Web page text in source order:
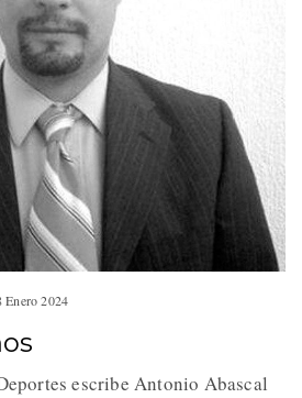
Enero 2024
escribe Antonio Abascal